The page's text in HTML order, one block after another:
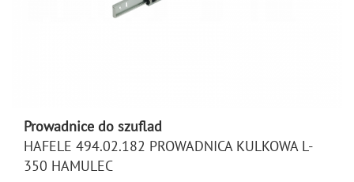
Prowadnice do szuflad
HAFELE 494.02.182 PROWADNICA KULKOWA L-
350 HAMULEC